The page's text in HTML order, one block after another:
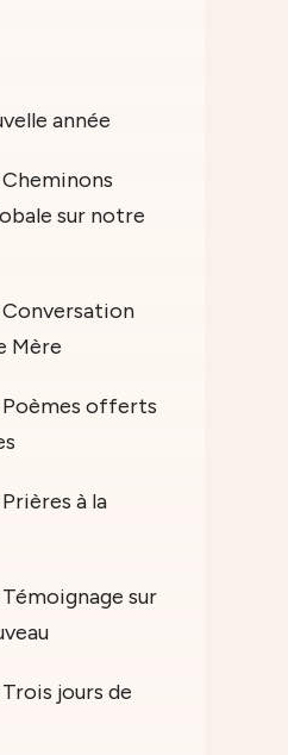
année
sur notre
Conversation
Mère
Poèmes offerts
à la
sur
jours de